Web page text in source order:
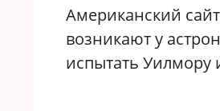
Американский сайт
возникают у
испытать Уилмору